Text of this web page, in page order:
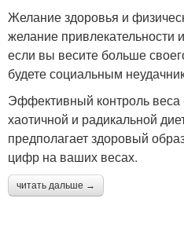
Желание здоровья и
желание привлекательности
если вы весите больше
будете социальным
Эффективный контроль
хаотичной и радикальной
предполагает здоровый
цифр на ваших весах.
читать дальше →